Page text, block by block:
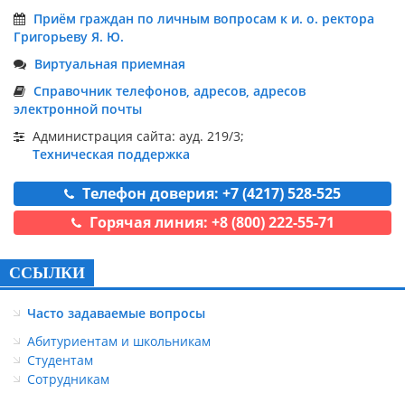
Приём граждан по личным вопросам к и. о. ректора
Григорьеву Я. Ю.
Виртуальная приемная
Справочник телефонов, адресов, адресов
электронной почты
Администрация сайта: ауд. 219/3;
Техническая поддержка
Телефон доверия: +7 (4217) 528-525
Горячая линия: +8 (800) 222-55-71
ССЫЛКИ
Часто задаваемые вопросы
Абитуриентам и школьникам
Студентам
Сотрудникам